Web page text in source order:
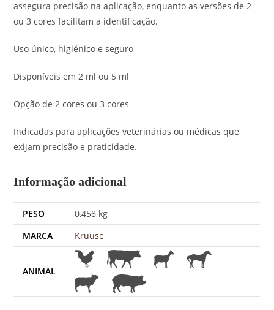
assegura precisão na aplicação, enquanto as versões de 2
ou 3 cores facilitam a identificação.
Uso único, higiénico e seguro
Disponíveis em 2 ml ou 5 ml
Opção de 2 cores ou 3 cores
Indicadas para aplicações veterinárias ou médicas que
exijam precisão e praticidade.
Informação adicional
PESO
0,458 kg
MARCA
Kruuse
ANIMAL